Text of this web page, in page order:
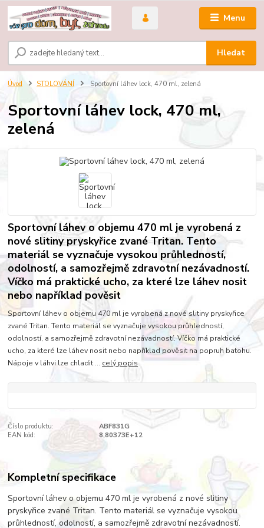
Menu
Hledat
Úvod STOLOVÁNÍ Sportovní láhev lock, 470 ml, zelená
Sportovní láhev lock, 470 ml,
zelená
Sportovní láhev o objemu 470 ml je vyrobená z
nové slitiny pryskyřice zvané Tritan. Tento
materiál se vyznačuje vysokou průhledností,
odolností, a samozřejmě zdravotní nezávadností.
Víčko má praktické ucho, za které lze láhev nosit
nebo například pověsit
Sportovní láhev o objemu 470 ml je vyrobená z nové slitiny pryskyřice
zvané Tritan. Tento materiál se vyznačuje vysokou průhledností,
odolností, a samozřejmě zdravotní nezávadností. Víčko má praktické
ucho, za které lze láhev nosit nebo například pověsit na popruh batohu.
Nápoje v láhvi lze chladit ... celý popis
Číslo produktu:
ABF831G
EAN kód:
8,80373E+12
Kompletní specifikace
Sportovní láhev o objemu 470 ml je vyrobená z nové slitiny
pryskyřice zvané Tritan. Tento materiál se vyznačuje vysokou
průhledností, odolností, a samozřejmě zdravotní nezávadností.